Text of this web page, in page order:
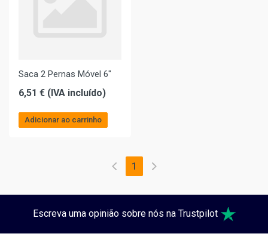
Saca 2 Pernas Móvel 6"
6,51 € (IVA incluído)
Adicionar ao carrinho
1
Escreva uma opinião sobre nós na Trustpilot